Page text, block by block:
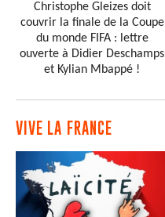
Christophe Gleizes doit
couvrir la finale de la Coupe
du monde FIFA : lettre
ouverte à Didier Deschamps
et Kylian Mbappé !
VIVE LA FRANCE